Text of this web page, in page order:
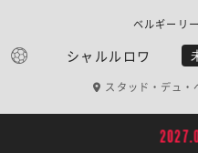
シャルルロワ
ベルギー
スタッド・デュ・